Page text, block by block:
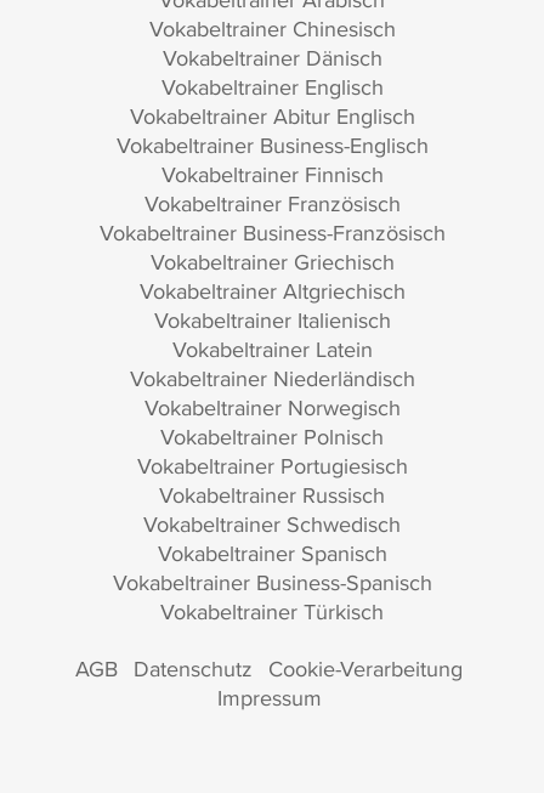
Vokabeltrainer Chinesisch
Vokabeltrainer Dänisch
Vokabeltrainer Englisch
Vokabeltrainer Abitur Englisch
Vokabeltrainer Business-Englisch
Vokabeltrainer Finnisch
Vokabeltrainer Französisch
Vokabeltrainer Business-Französisch
Vokabeltrainer Griechisch
Vokabeltrainer Altgriechisch
Vokabeltrainer Italienisch
Vokabeltrainer Latein
Vokabeltrainer Niederländisch
Vokabeltrainer Norwegisch
Vokabeltrainer Polnisch
Vokabeltrainer Portugiesisch
Vokabeltrainer Russisch
Vokabeltrainer Schwedisch
Vokabeltrainer Spanisch
Vokabeltrainer Business-Spanisch
Vokabeltrainer Türkisch
AGB Datenschutz Cookie-Verarbeitung
Impressum